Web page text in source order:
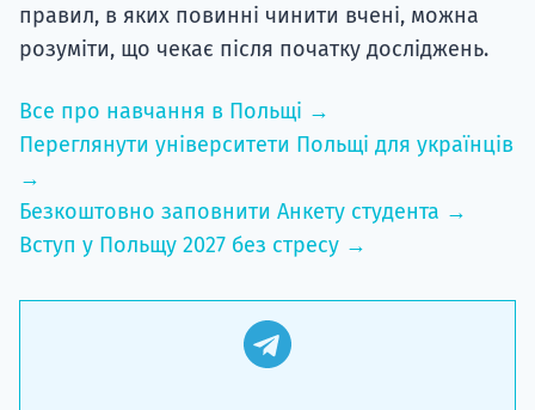
правил, в яких повинні чинити вчені, можна
розуміти, що чекає після початку досліджень.
Все про навчання в Польщі →
Переглянути університети Польщі для українців
→
Безкоштовно заповнити Анкету студента →
Вступ у Польщу 2027 без стресу →